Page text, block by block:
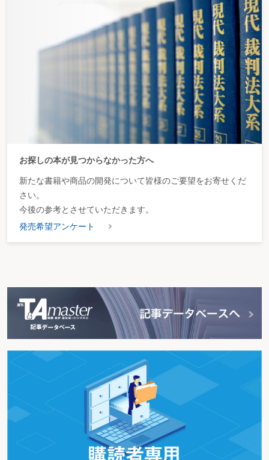
お探しの本が見つからなかった方へ
新たな書籍や商品の開発について皆様のご要望をお寄せくだ
さい。
今後の参考とさせていただきます。
発売希望アンケート